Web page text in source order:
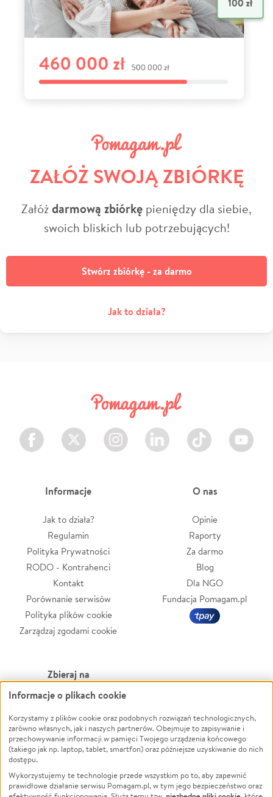
ZAŁÓŻ SWOJĄ ZBIÓRKĘ
Załóżdarmową zbiórkę pieniędzy dla siebie,
swoich bliskich lub potrzebujących!
Stwórz zbiórkę - za darmo
Jak to działa?
Facebook Twitter Instagram LinkedIn TikTok Youtube
Informacje
Jak to działa?
Regulamin
Polityka Prywatności
RODO - Kontrahenci
Kontakt
Porównanie serwisów
Polityka plików cookie
Zarządzaj zgodami cookie
O nas
Opinie
Raporty
Za darmo
Blog
Dla NGO
Fundacja Pomagam.pl
Zbieraj na
Leczenie
Zwierzęta
Pożar
Ukraina
Pomoc Finansowa
Powódź
Wichura
NGO
Edukacja
Informacje o plikach cookie
Korzystamy z plików cookie oraz podobnych rozwiązań technologicznych,
zarówno własnych, jak i naszych partnerów. Obejmuje to zapisywanie i
przechowywanie informacji w pamięci Twojego urządzenia końcowego
(takiego jak np. laptop, tablet, smartfon) oraz późniejsze uzyskiwanie do nich
dostępu.
Wykorzystujemy te technologie przede wszystkim po to, aby zapewnić
prawidłowe działanie serwisu Pomagam.pl, w tym jego bezpieczeństwo oraz